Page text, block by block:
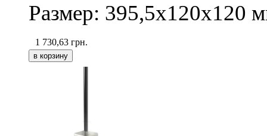
Размер: 395,5х120х120
1 730,63 грн.